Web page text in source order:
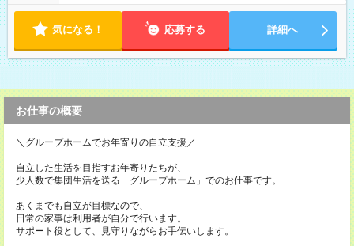
気になる！ 応募する 詳細へ
お仕事の概要
＼グループホームでお年寄りの自立支援／
自立した生活を目指すお年寄りたちが、
少人数で集団生活を送る「グループホーム」でのお仕事です。
あくまでも自立が目標なので、
日常の家事は利用者が自分で行います。
サポート役として、見守りながらお手伝いします。